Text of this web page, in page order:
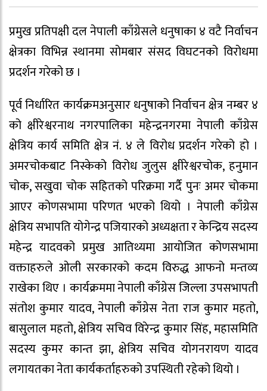
प्रमुख प्रतिपक्षी दल नेपाली काँग्रेसले धनुषाका ४ वटै निर्वाचन
क्षेत्रका विभिन्न स्थानमा सोमबार संसद विघटनको विरोधमा
प्रदर्शन गरेको छ ।
पूर्व निर्धारित कार्यक्रमअनुसार धनुषाको निर्वाचन क्षेत्र नम्बर ४
को क्षीरेश्वरनाथ नगरपालिका महेन्द्रनगरमा नेपाली काँग्रेस
क्षेत्रिय कार्य समिति क्षेत्र नं. ४ ले विरोध प्रदर्शन गरेको हो ।
अमरचोकबाट निस्केको विरोध जुलुस क्षीरेश्वरचोक, हनुमान
चोक, सखुवा चोक सहितको परिक्रमा गर्दै पुनः अमर चोकमा
आएर कोणसभामा परिणत भएको थियो । नेपाली काँग्रेस
क्षेत्रिय सभापति योगेन्द्र पजियारको अध्यक्षता र केन्द्रिय सदस्य
महेन्द्र यादवको प्रमुख आतिथ्यमा आयोजित कोणसभामा
वक्ताहरुले ओली सरकारको कदम विरुद्ध आफनो मन्तव्य
राखेका थिए । कार्यक्रममा नेपाली काँग्रेस जिल्ला उपसभापती
संतोश कुमार यादव, नेपाली काँग्रेस नेता राज कुमार महतो,
बासुलाल महतो, क्षेत्रिय सचिव विरेन्द्र कुमार सिंह, महासमिति
सदस्य कुमर कान्त झा, क्षेत्रिय सचिव योगनरायण यादव
लगायतका नेता कार्यकर्ताहरुको उपस्थिती रहेको थियो ।